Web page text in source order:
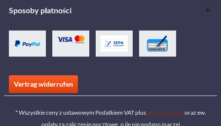
Sposoby płatności
Vertrag widerrufen
* Wszystkie ceny z ustawowym Podatkiem VAT plus koszty wysyłki oraz ew.
opłaty za zaliczenie pocztowe, o ile nie podano inaczej